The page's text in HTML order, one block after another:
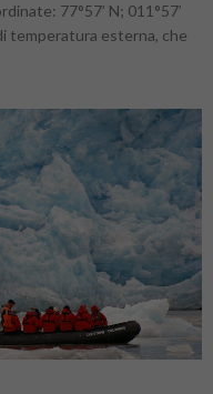
77°57’ N; 011°57’
temperatura esterna, che